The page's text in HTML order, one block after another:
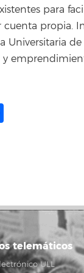
para
propia.
Universitaria
y
telemáticos
ULL